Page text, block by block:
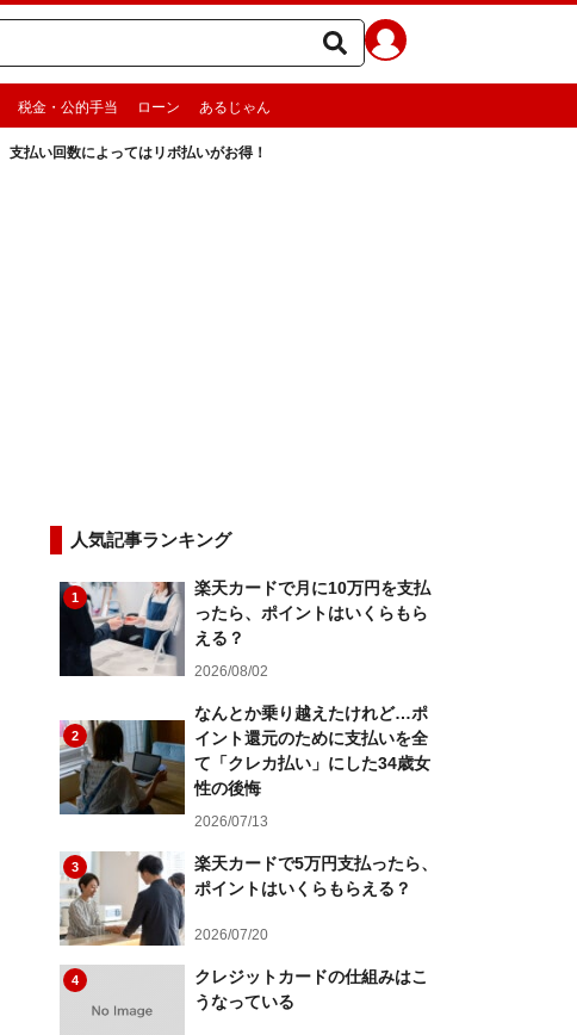
税金・公的手当 ローン あるじゃん
支払い回数によってはリボ払いがお得！
人気記事ランキング
1
楽天カードで月に10万円を支払
ったら、ポイントはいくらもら
える？
2026/08/02
2
なんとか乗り越えたけれど…ポ
イント還元のために支払いを全
て「クレカ払い」にした34歳女
性の後悔
2026/07/13
3
楽天カードで5万円支払ったら、
ポイントはいくらもらえる？
2026/07/20
4
クレジットカードの仕組みはこ
うなっている